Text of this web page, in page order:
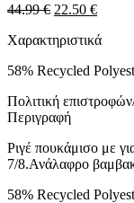
44.99€ 22.50 €
Χαρακτηριστικά
58% Recycled
Πολιτική
Περιγραφή
Ριγέ πουκάμισο με
7/8.Ανάλαφρο
58% Recycled